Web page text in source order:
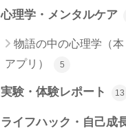
心理学・メンタルケア
物語の中の心理学（本
アプリ）
5
実験・体験レポート 13
ライフハック・自己成